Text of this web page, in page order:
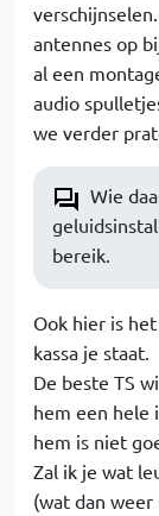
antennes op
al een
audio
we verder
Wie
bereik.
Ook hier is
kassa je staat.
De beste TS
hem een hele
hem is niet
Zal ik je wat
(wat dan